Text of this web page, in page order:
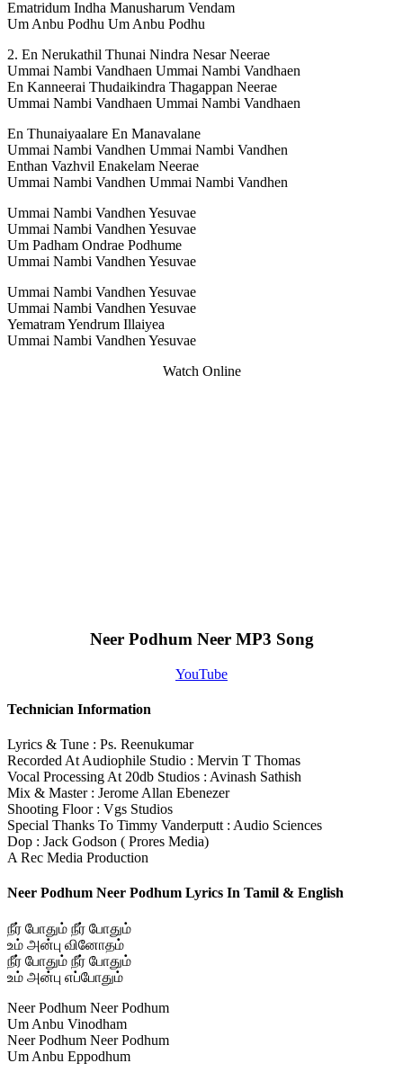
Ematridum Indha Manusharum Vendam
Um Anbu Podhu Um Anbu Podhu
2. En Nerukathil Thunai Nindra Nesar Neerae
Ummai Nambi Vandhaen Ummai Nambi Vandhaen
En Kanneerai Thudaikindra Thagappan Neerae
Ummai Nambi Vandhaen Ummai Nambi Vandhaen
En Thunaiyaalare En Manavalane
Ummai Nambi Vandhen Ummai Nambi Vandhen
Enthan Vazhvil Enakelam Neerae
Ummai Nambi Vandhen Ummai Nambi Vandhen
Ummai Nambi Vandhen Yesuvae
Ummai Nambi Vandhen Yesuvae
Um Padham Ondrae Podhume
Ummai Nambi Vandhen Yesuvae
Ummai Nambi Vandhen Yesuvae
Ummai Nambi Vandhen Yesuvae
Yematram Yendrum Illaiyea
Ummai Nambi Vandhen Yesuvae
Watch Online
Neer Podhum Neer MP3 Song
YouTube
Technician Information
Lyrics & Tune : Ps. Reenukumar
Recorded At Audiophile Studio : Mervin T Thomas
Vocal Processing At 20db Studios : Avinash Sathish
Mix & Master : Jerome Allan Ebenezer
Shooting Floor : Vgs Studios
Special Thanks To Timmy Vanderputt : Audio Sciences
Dop : Jack Godson ( Prores Media)
A Rec Media Production
Neer Podhum Neer Podhum Lyrics In Tamil & English
நீர் போதும் நீர் போதும்
உம் அன்பு வினோதம்
நீர் போதும் நீர் போதும்
உம் அன்பு எப்போதும்
Neer Podhum Neer Podhum
Um Anbu Vinodham
Neer Podhum Neer Podhum
Um Anbu Eppodhum